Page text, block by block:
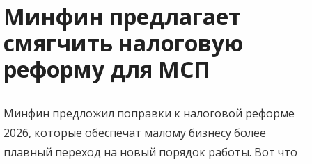
Минфин предлагает
смягчить налоговую
реформу для МСП
Минфин предложил поправки к налоговой реформе
2026, которые обеспечат малому бизнесу более
плавный переход на новый порядок работы. Вот что